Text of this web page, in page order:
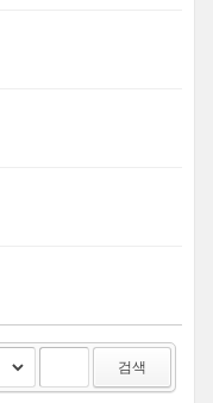
검색